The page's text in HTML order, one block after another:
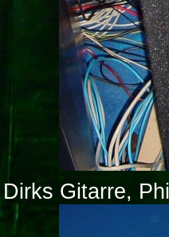
Dirks Gitarre,